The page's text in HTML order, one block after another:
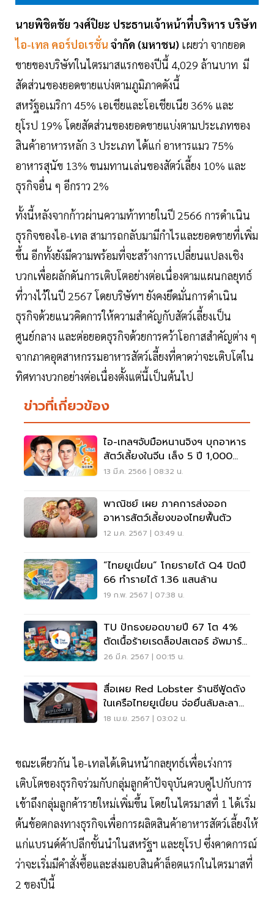
นายพิชิตชัย วงศ์ปิยะ ประธานเจ้าหน้าที่บริหาร บริษัท
ไอ-เทล คอร์ปอเรชั่น จำกัด (มหาชน) เผยว่า จากยอด
ขายของบริษัทในไตรมาสแรกของปีนี้ 4,029 ล้านบาท มี
สัดส่วนของยอดขายแบ่งตามภูมิภาคดังนี้
สหรัฐอเมริกา 45% เอเชียและโอเชียเนีย 36% และ
ยุโรป 19% โดยสัดส่วนของยอดขายแบ่งตามประเภทของ
สินค้าอาหารหลัก 3 ประเภท ได้แก่ อาหารแมว 75%
อาหารสุนัข 13% ขนมทานเล่นของสัตว์เลี้ยง 10% และ
ธุรกิจอื่น ๆ อีกราว 2%
ทั้งนี้หลังจากก้าวผ่านความท้าทายในปี 2566 การดำเนิน
ธุรกิจของไอ-เทล สามารถกลับมามีกำไรและยอดขายที่เพิ่ม
ขึ้น อีกทั้งยังมีความพร้อมที่จะสร้างการเปลี่ยนแปลงเชิง
บวกเพื่อผลักดันการเติบโตอย่างต่อเนื่องตามแผนกลยุทธ์
ที่วางไว้ในปี 2567 โดยบริษัทฯ ยังคงยึดมั่นการดำเนิน
ธุรกิจด้วยแนวคิดการให้ความสำคัญกับสัตว์เลี้ยงเป็น
ศูนย์กลาง และต่อยอดธุรกิจด้วยการคว้าโอกาสสำคัญต่าง ๆ
จากภาคอุตสาหกรรมอาหารสัตว์เลี้ยงที่คาดว่าจะเติบโตใน
ทิศทางบวกอย่างต่อเนื่องตั้งแต่นี้เป็นต้นไป
ข่าวที่เกี่ยวข้อง
ไอ-เทลฯจับมือหนานจิงฯ บุกอาหาร
สัตว์เลี้ยงในจีน เล็ง 5 ปี 1,000
ล้าน
13 มี.ค. 2566 | 08:32 น.
พาณิชย์ เผย ภาคการส่งออก
อาหารสัตว์เลี้ยงของไทยฟื้นตัว
12 ม.ค. 2567 | 03:49 น.
“ไทยยูเนี่ยน” โกยรายได้ Q4 ปิดปี
66 ทำรายได้ 1.36 แสนล้าน
19 ก.พ. 2567 | 07:38 น.
TU ปักธงยอดขายปี 67 โต 4%
ตัดเนื้อร้ายเรดล็อปสเตอร์ อัพมาร์
จิ้นเหนือ18%
26 มี.ค. 2567 | 00:15 น.
สื่อเผย Red Lobster ร้านซีฟู้ดดัง
ในเครือไทยยูเนี่ยน จ่อยื่นล้มละลาย
ในสหรัฐ
18 เม.ย. 2567 | 03:02 น.
ขณะเดียวกัน ไอ-เทลได้เดินหน้ากลยุทธ์เพื่อเร่งการ
เติบโตของธุรกิจร่วมกับกลุ่มลูกค้าปัจจุบันควบคู่ไปกับการ
เข้าถึงกลุ่มลูกค้ารายใหม่เพิ่มขึ้น โดยในไตรมาสที่ 1 ได้เริ่ม
ต้นข้อตกลงทางธุรกิจเพื่อการผลิตสินค้าอาหารสัตว์เลี้ยงให้
แก่แบรนด์ค้าปลีกชั้นนำในสหรัฐฯ และยุโรป ซึ่งคาดการณ์
ว่าจะเริ่มมีคำสั่งซื้อและส่งมอบสินค้าล็อตแรกในไตรมาสที่
2 ของปีนี้